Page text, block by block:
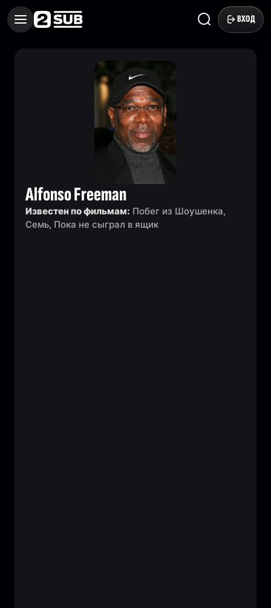
ВХОД
Alfonso Freeman
Известен по фильмам: Побег из Шоушенка,
Семь, Пока не сыграл в ящик